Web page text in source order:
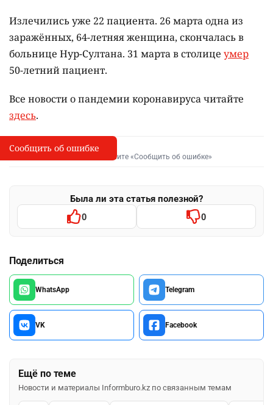
Излечились уже 22 пациента. 26 марта одна из
заражённых, 64-летняя женщина, скончалась в
больнице Нур-Султана. 31 марта в столице умер
50-летний пациент.
Все новости о пандемии коронавируса читайте
здесь.
I
Сообщить об опечатке
Выделите фрагмент и нажмите «Сообщить об ошибке»
Была ли эта статья полезной?
0 0
Поделиться
WhatsApp Telegram
VK Facebook
Ещё по теме
Новости и материалы Informburo.kz по связанным темам
Сообщить об ошибке